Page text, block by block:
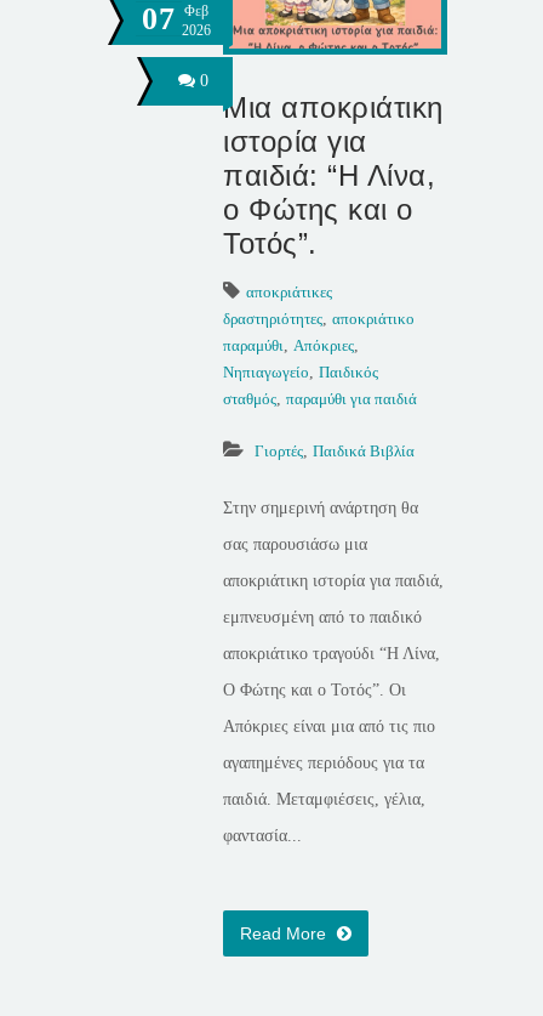
07 Φεβ
2026
0
Μια αποκριάτικη
ιστορία για
παιδιά: “Η Λίνα,
ο Φώτης και ο
Τοτός”.
αποκριάτικες
δραστηριότητες αποκριάτικο
παραμύθι
Απόκριες
Νηπιαγωγείο Παιδικός
σταθμός παραμύθι για παιδιά
Γιορτές Παιδικά Βιβλία
Στην σημερινή ανάρτηση θα
σας παρουσιάσω μια
αποκριάτικη ιστορία για παιδιά,
εμπνευσμένη από το παιδικό
αποκριάτικο τραγούδι “Η Λίνα,
Ο Φώτης και ο Τοτός”. Οι
Απόκριες είναι μια από τις πιο
αγαπημένες περιόδους για τα
παιδιά. Μεταμφιέσεις, γέλια,
φαντασία...
Read More